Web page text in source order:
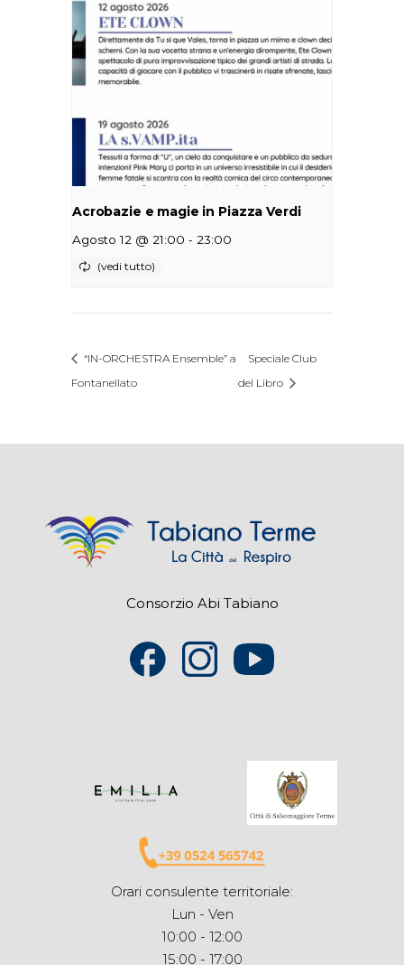
Acrobazie e magie in Piazza Verdi
Agosto 12 @ 21:00 - 23:00
“IN-ORCHESTRA Ensemble” a
Fontanellato
Speciale Club
del Libro
Consorzio Abi Tabiano
Orari consulente territoriale:
Lun - Ven
10:00 - 12:00
15:00 - 17:00